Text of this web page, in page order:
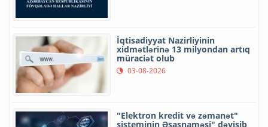
İqtisadiyyat Nazirliyinin
xidmətlərinə 13 milyondan artıq
müraciət olub
03-08-2026
"Elektron kredit və zəmanət"
sisteminin Əsasnaməsi" dəyişib